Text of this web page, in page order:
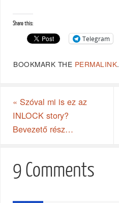
Share this:
Telegram
BOOKMARK THE PERMALINK.
« Szóval mi is ez az
INLOCK story?
Bevezető rész…
9 Comments